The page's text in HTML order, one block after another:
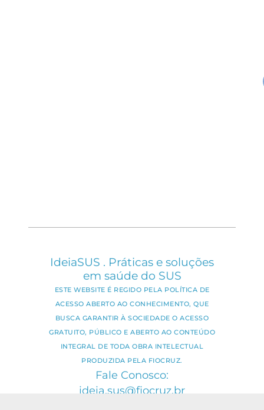
IdeiaSUS . Práticas e soluções
em saúde do SUS
ESTE WEBSITE É REGIDO PELA POLÍTICA DE
ACESSO ABERTO AO CONHECIMENTO, QUE
BUSCA GARANTIR À SOCIEDADE O ACESSO
GRATUITO, PÚBLICO E ABERTO AO CONTEÚDO
INTEGRAL DE TODA OBRA INTELECTUAL
PRODUZIDA PELA FIOCRUZ.
Fale Conosco:
ideia.sus@fiocruz.br